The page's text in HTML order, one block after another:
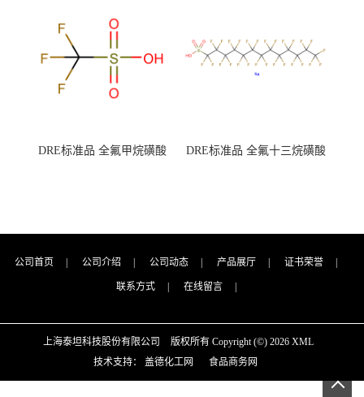
（泰坦现货供应）
DRE标准品 全氟甲烷磺酸
DRE标准品 全氟十三烷磺酸
公司首页 公司介绍 公司动态 产品展厅 证书荣誉
联系方式 在线留言
上海泰坦科技股份有限公司 版权所有 Copyright (©) 2026 XML
技术支持： 盖德化工网 食品商务网